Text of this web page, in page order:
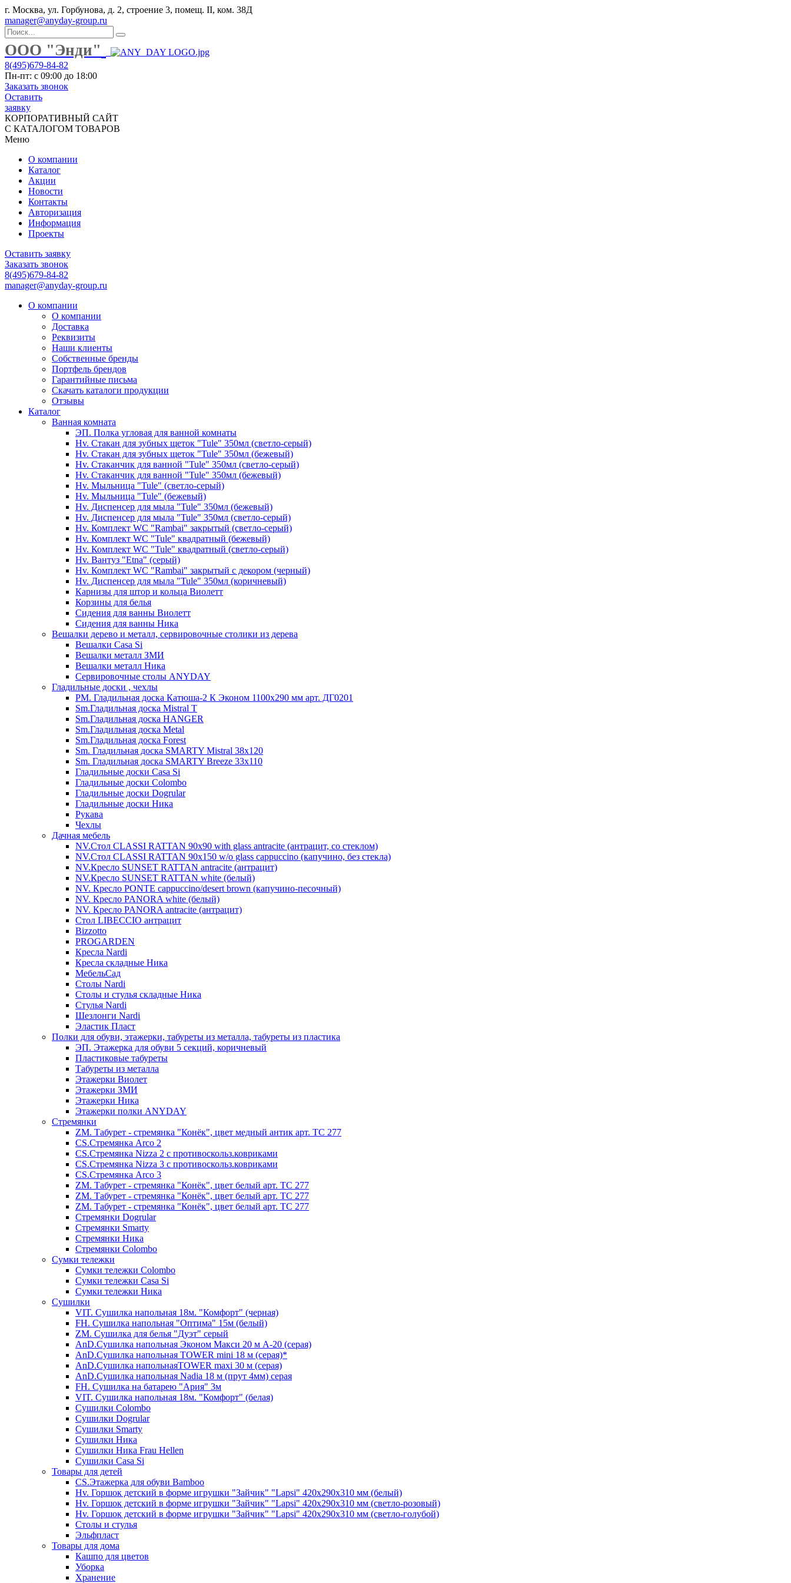
г. Москва, ул. Горбунова, д. 2, строение 3, помещ. II, ком. 38Д
manager@anyday-group.ru
ООО "Энди"
8(495)679-84-82
Пн-пт: с 09:00 до 18:00
Заказать звонок
Оставить
заявку
КОРПОРАТИВНЫЙ САЙТ
С КАТАЛОГОМ ТОВАРОВ
Меню
О компании
Каталог
Акции
Новости
Контакты
Авторизация
Информация
Проекты
Оставить заявку
Заказать звонок
8(495)679-84-82
manager@anyday-group.ru
О компании
О компании
Доставка
Реквизиты
Наши клиенты
Собственные бренды
Портфель брендов
Гарантийные письма
Скачать каталоги продукции
Отзывы
Каталог
Ванная комната
ЭП. Полка угловая для ванной комнаты
Hv. Стакан для зубных щеток "Tule" 350мл (светло-серый)
Hv. Стакан для зубных щеток "Tule" 350мл (бежевый)
Hv. Стаканчик для ванной "Tule" 350мл (светло-серый)
Hv. Стаканчик для ванной "Tule" 350мл (бежевый)
Hv. Мыльница "Tule" (светло-серый)
Hv. Мыльница "Tule" (бежевый)
Hv. Диспенсер для мыла "Tule" 350мл (бежевый)
Hv. Диспенсер для мыла "Tule" 350мл (светло-серый)
Hv. Комплект WC "Rambai" закрытый (светло-серый)
Hv. Комплект WC "Tule" квадратный (бежевый)
Hv. Комплект WC "Tule" квадратный (светло-серый)
Hv. Вантуз "Etna" (серый)
Hv. Комплект WC "Rambai" закрытый с декором (черный)
Hv. Диспенсер для мыла "Tule" 350мл (коричневый)
Карнизы для штор и кольца Виолетт
Корзины для белья
Сидения для ванны Виолетт
Сидения для ванны Ника
Вешалки дерево и металл, сервировочные столики из дерева
Вешалки Casa Si
Вешалки металл ЗМИ
Вешалки металл Ника
Сервировочные столы ANYDAY
Гладильные доски , чехлы
PM. Гладильная доска Катюша-2 К Эконом 1100х290 мм арт. ДГ0201
Sm.Гладильная доска Mistral T
Sm.Гладильная доска HANGER
Sm.Гладильная доска Metal
Sm.Гладильная доска Forest
Sm. Гладильная доска SMARTY Mistral 38x120
Sm. Гладильная доска SMARTY Breeze 33х110
Гладильные доски Casa Si
Гладильные доски Colombo
Гладильные доски Dogrular
Гладильные доски Ника
Рукава
Чехлы
Дачная мебель
NV.Стол CLASSI RATTAN 90х90 with glass antracite (антрацит, со стеклом)
NV.Стол CLASSI RATTAN 90х150 w/o glass cappuccino (капучино, без стекла)
NV.Кресло SUNSET RATTAN antracite (антрацит)
NV.Кресло SUNSET RATTAN white (белый)
NV. Кресло PONTE cappuccino/desert brown (капучино-песочный)
NV. Кресло PANORA white (белый)
NV. Кресло PANORA antracite (антрацит)
Стол LIBECCIO антрацит
Bizzotto
PROGARDEN
Кресла Nardi
Кресла складные Ника
МебельСад
Столы Nardi
Столы и стулья складные Ника
Стулья Nardi
Шезлонги Nardi
Эластик Пласт
Полки для обуви, этажерки, табуреты из металла, табуреты из пластика
ЭП. Этажерка для обуви 5 секций, коричневый
Пластиковые табуреты
Табуреты из металла
Этажерки Виолет
Этажерки ЗМИ
Этажерки Ника
Этажерки полки ANYDAY
Стремянки
ZM. Табурет - стремянка "Конёк", цвет медный антик арт. ТС 277
CS.Стремянка Arco 2
CS.Стремянка Nizza 2 с противоскольз.ковриками
CS.Стремянка Nizza 3 с противоскольз.ковриками
CS.Стремянка Arco 3
ZM. Табурет - стремянка "Конёк", цвет белый арт. ТС 277
ZM. Табурет - стремянка "Конёк", цвет белый арт. ТС 277
ZM. Табурет - стремянка "Конёк", цвет белый арт. ТС 277
Стремянки Dogrular
Стремянки Smarty
Стремянки Ника
Стремянки Сolombo
Сумки тележки
Сумки тележки Colombo
Сумки тележки Сasa Si
Сумки тележки Ника
Сушилки
VIT. Сушилка напольная 18м. "Комфорт" (черная)
FH. Сушилка напольная "Оптима" 15м (белый)
ZM. Сушилка для белья "Дуэт" серый
AnD.Сушилка напольная Эконом Макси 20 м А-20 (серая)
AnD.Сушилка напольная TOWER mini 18 м (серая)*
AnD.Сушилка напольнаяTOWER maxi 30 м (серая)
AnD.Сушилка напольная Nadia 18 м (прут 4мм) серая
FH. Сушилка на батарею "Ария" 3м
VIT. Сушилка напольная 18м. "Комфорт" (белая)
Cушилки Colombo
Сушилки Dogrular
Сушилки Smarty
Сушилки Ника
Сушилки Ника Frau Hellen
Сушилки Сasa Si
Товары для детей
CS.Этажерка для обуви Bamboo
Hv. Горшок детский в форме игрушки "Зайчик" "Lapsi" 420х290х310 мм (белый)
Hv. Горшок детский в форме игрушки "Зайчик" "Lapsi" 420х290х310 мм (светло-розовый)
Hv. Горшок детский в форме игрушки "Зайчик" "Lapsi" 420х290х310 мм (светло-голубой)
Столы и стулья
Эльфпласт
Товары для дома
Кашпо для цветов
Уборка
Хранение